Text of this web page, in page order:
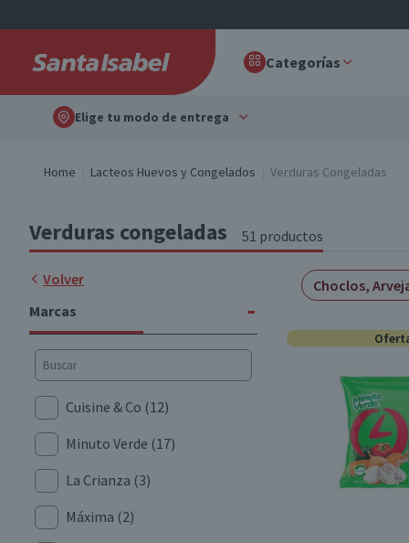
Categorías
Elige tu modo de entrega
Home Lacteos Huevos y Congelados Verduras Congeladas
Verduras congeladas 51 productos
Volver
Marcas
-
Cuisine & Co (12)
Minuto Verde (17)
La Crianza (3)
Máxima (2)
Choclos,